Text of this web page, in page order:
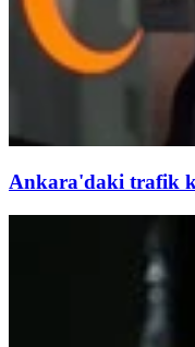
Ankara'daki trafik